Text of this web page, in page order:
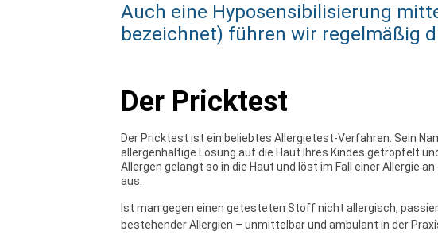
Auch eine Hyposensibilisierung
bezeichnet) führen wir regelmäßig
Der Pricktest
Der Pricktest ist ein beliebtes Allergietest-Verfahren. Sein
allergenhaltige Lösung auf die Haut Ihres Kindes getröpfelt
Allergen gelangt so in die Haut und löst im Fall einer Allergie
aus.
Ist man gegen einen getesteten Stoff nicht allergisch,
bestehender Allergien – unmittelbar und ambulant in der